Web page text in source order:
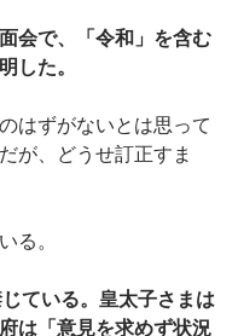
会で、「令和」を含む
した。
はずがないとは思って
が、どうせ訂正すま
る。
ている。皇太子さまは
は「意見を求めず状況